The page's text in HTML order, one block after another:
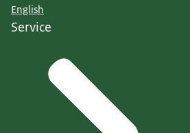
English
Service